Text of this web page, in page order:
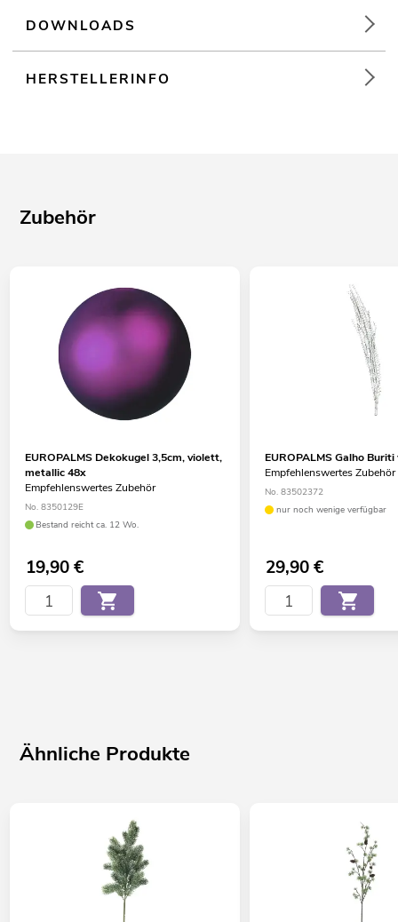
DOWNLOADS
HERSTELLERINFO
Zubehör
EUROPALMS Dekokugel 3,5cm, violett,
metallic 48x
Empfehlenswertes Zubehör
No. 8350129E
Bestand reicht ca. 12 Wo.
19,90€
EUROPALMS Galho
Empfehlenswertes Zubehör
No. 83502372
nur noch wenige verfügbar
29,90€
Ähnliche Produkte